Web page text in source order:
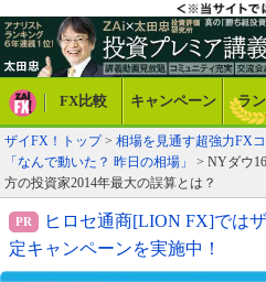
FX比較 キャンペーン ラ
ザイFX！トップ> 相場を見通す超強力FX
「なんで動いた？ 昨日の相場」
> NYダウ
方の投資家2014年最大の誤算とは？
ヒロセ通商[LION FX]では
定キャンペーンを実施中！